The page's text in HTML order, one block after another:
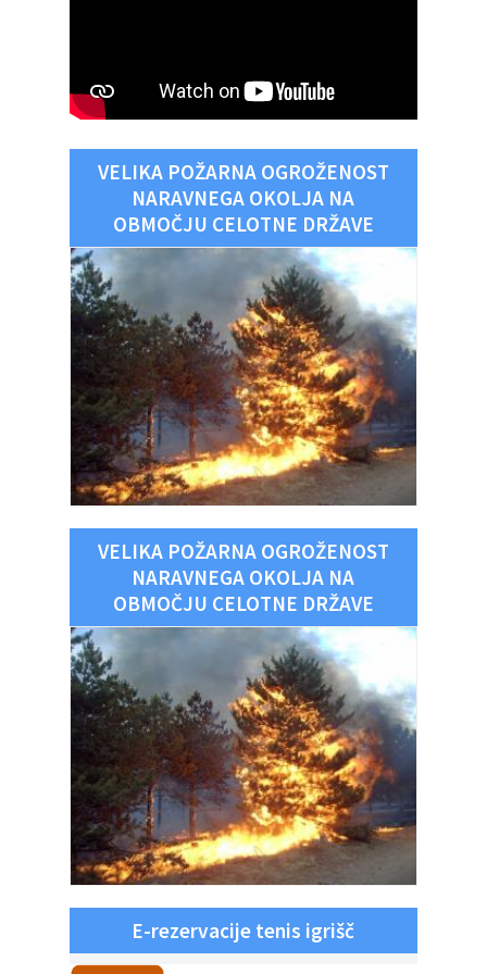
VELIKA POŽARNA OGROŽENOST
NARAVNEGA OKOLJA NA
OBMOČJU CELOTNE DRŽAVE
VELIKA POŽARNA OGROŽENOST
NARAVNEGA OKOLJA NA
OBMOČJU CELOTNE DRŽAVE
E-rezervacije tenis igrišč